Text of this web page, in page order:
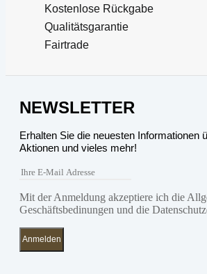
Kostenlose Rückgabe
Qualitätsgarantie
Fairtrade
NEWSLETTER
Erhalten Sie die neuesten Informationen
Aktionen und vieles mehr!
Mit der Anmeldung akzeptiere ich die
Geschäftsbedinungen und die
Anmelden